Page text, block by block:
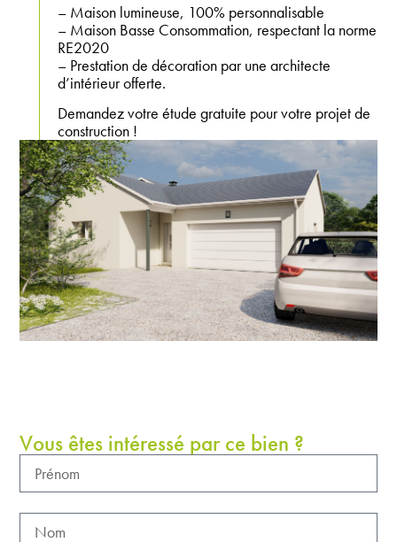
– Maison lumineuse, 100% personnalisable
– Maison Basse Consommation, respectant la norme
RE2020
– Prestation de décoration par une architecte
d’intérieur offerte.
Demandez votre étude gratuite pour votre projet de
construction !
Vous êtes intéressé par ce bien ?